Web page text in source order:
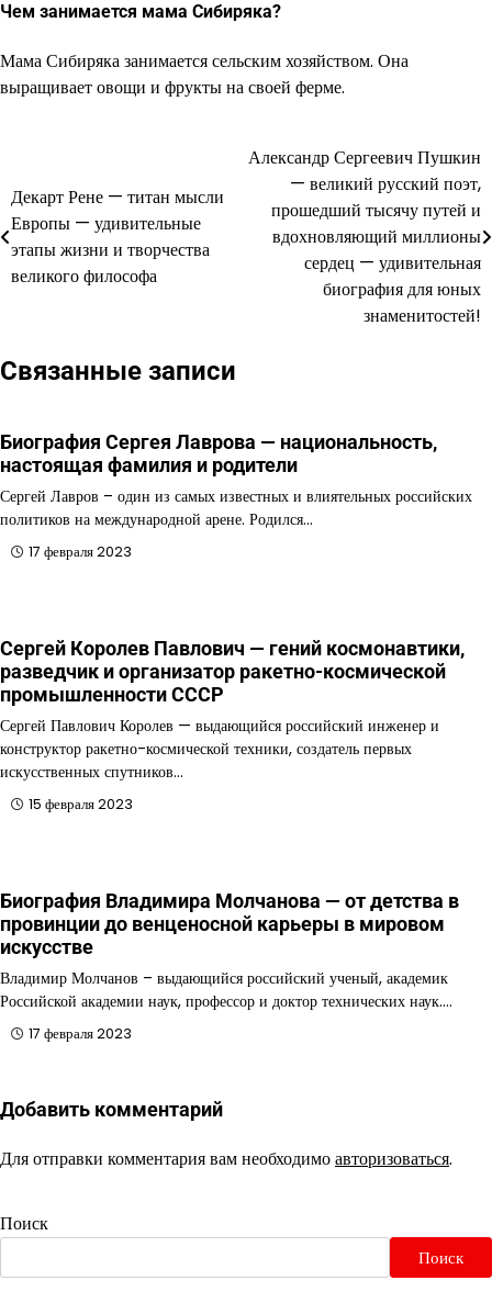
Чем занимается мама Сибиряка?
Мама Сибиряка занимается сельским хозяйством. Она
выращивает овощи и фрукты на своей ферме.
по
записям
Декарт Рене — титан мысли
Европы — удивительные
этапы жизни и творчества
великого философа
Александр Сергеевич Пушкин
— великий русский поэт,
прошедший тысячу путей и
вдохновляющий миллионы
сердец — удивительная
биография для юных
знаменитостей!
Связанные записи
Биография Сергея Лаврова — национальность,
настоящая фамилия и родители
Сергей Лавров – один из самых известных и влиятельных российских
политиков на международной арене. Родился…
17 февраля 2023
Сергей Королев Павлович — гений космонавтики,
разведчик и организатор ракетно-космической
промышленности СССР
Сергей Павлович Королев — выдающийся российский инженер и
конструктор ракетно-космической техники, создатель первых
искусственных спутников…
15 февраля 2023
Биография Владимира Молчанова — от детства в
провинции до венценосной карьеры в мировом
искусстве
Владимир Молчанов – выдающийся российский ученый, академик
Российской академии наук, профессор и доктор технических наук.…
17 февраля 2023
Добавить комментарий
Для отправки комментария вам необходимоавторизоваться.
Поиск
Поиск